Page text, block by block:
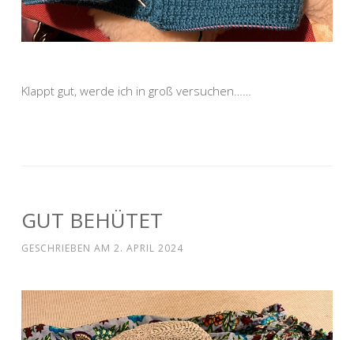
Klappt gut, werde ich in groß versuchen……
GUT BEHÜTET
GESCHRIEBEN AM 2. APRIL 2024